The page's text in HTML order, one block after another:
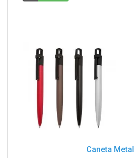
Caneta Metal